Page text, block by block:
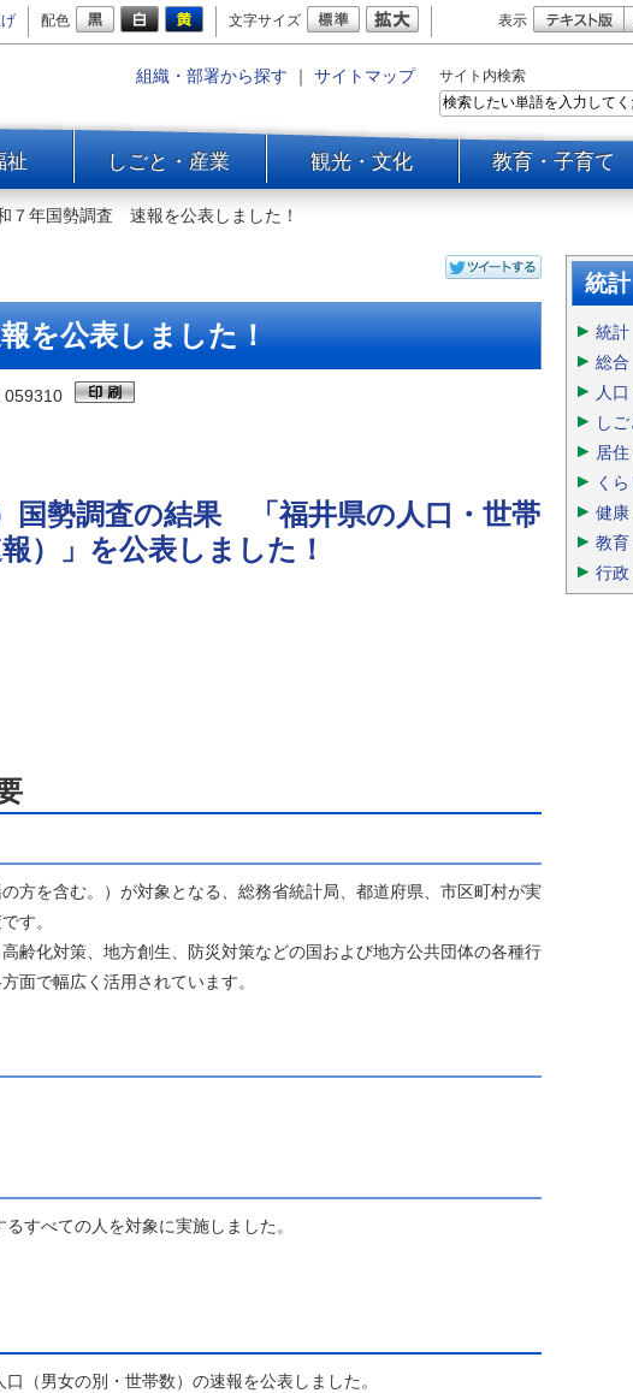
配色 文字サイズ 表示
組織・部署から探す ｜ サイトマップ サイト内検索
祉 しごと・産業 観光・文化 教育・子育て
７年国勢調査 速報を公表しました！
を公表しました！
059310
国勢調査の結果 「福井県の人口・世帯
）」を公表しました！
方を含む。）が対象となる、総務省統計局、都道府県、市区町村が実
す。
齢化対策、地方創生、防災対策などの国および地方公共団体の各種行
面で幅広く活用されています。
すべての人を対象に実施しました。
男女の別・世帯数）の速報を公表しました。
統計
統計
総合
人
し
居
く
健康
教育
行政